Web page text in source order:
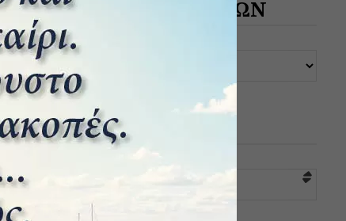
ΑΡΧΕΙΟ ΔΗΜΟΣΙΕΥΣΕΩΝ
ΚΑΤΗΓΟΡΙΕΣ
Επιλογή κατηγορίας